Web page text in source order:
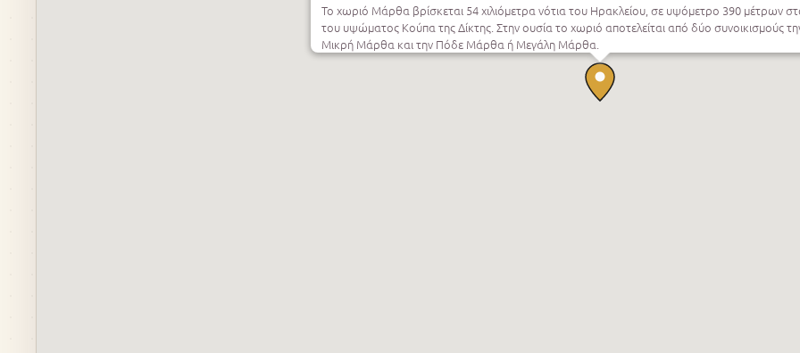
Το χωριό Μάρθα βρίσκεται 54 χιλιόμετρα νότια του Ηρακλείου, σε υψόμετρο 390 μέτρων
του υψώματος Κούπα της Δίκτης. Στην ουσία το χωριό αποτελείται από δύο συνοικισμούς
Μικρή Μάρθα και την Πόδε Μάρθα ή Μεγάλη Μάρθα.